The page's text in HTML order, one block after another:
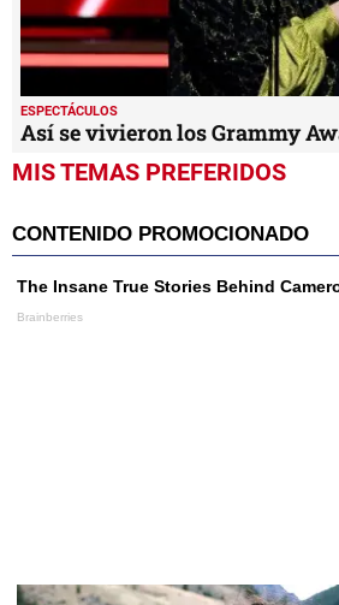
ESPECTÁCULOS
Así se vivieron los Grammy
MIS TEMAS PREFERIDOS